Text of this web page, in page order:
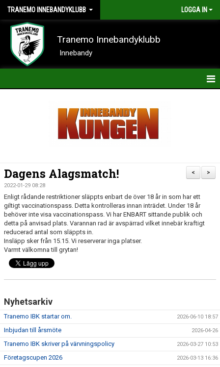
TRANEMO INNEBANDYKLUBB LOGGA IN
Tranemo Innebandyklubb
Innebandy
KALENDER
BILDER
DOKUMENT
VÅRA LAG
MATCHER
TRÄNINGSTIDER 2025/26
SCHEMAN
>
<
Dagens Alagsmatch!
2022-01-29 08:28
Enligt rådande restriktioner släppts enbart de över 18 år in som har ett
giltigt vaccinationspass. Detta kontrolleras innan inträdet. Under 18 år
behöver inte visa vaccinationspass. Vi har ENBART sittande publik och
detta på anvisad plats. Varannan rad är avspärrad vilket innebär kraftigt
reducerad antal som släppts in.
Insläpp sker från 15.15. Vi reserverar inga platser.
Varmt välkomna till grytan!
Nyhetsarkiv
Tranemo IBK startar om. 2026-06-10 18:57
Inbjudan till årsmöte 2026-04-26
Tranemo IBK skriver på värvningspolicy 2026-03-27 10:53
Företagscupen 2026 2026-03-13 16:36